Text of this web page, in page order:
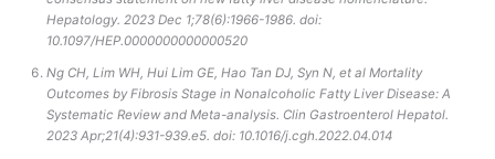
Hepatology. 2023 Dec 1;78(6):1966-1986. doi:
10.1097/HEP.0000000000000520
Ng CH, Lim WH, Hui Lim GE, Hao Tan DJ, Syn N, et al Mortality
Outcomes by Fibrosis Stage in Nonalcoholic Fatty Liver Disease: A
Systematic Review and Meta-analysis. Clin Gastroenterol Hepatol.
2023 Apr;21(4):931-939.e5. doi: 10.1016/j.cgh.2022.04.014